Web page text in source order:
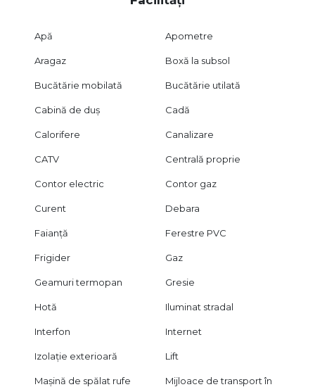
Apă Apometre
Aragaz Boxă la subsol
Bucătărie mobilată Bucătărie utilată
Cabină de duș Cadă
Calorifere Canalizare
CATV Centrală proprie
Contor electric Contor gaz
Curent Debara
Faianță Ferestre PVC
Frigider Gaz
Geamuri termopan Gresie
Hotă Iluminat stradal
Interfon Internet
Izolație exterioară Lift
Mașină de spălat rufe
Mijloace de transport în